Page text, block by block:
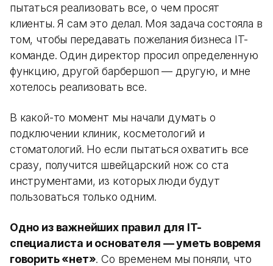
пытаться реализовать все, о чем просят
клиенты. Я сам это делал. Моя задача состояла в
том, чтобы передавать пожелания бизнеса IT-
команде. Один директор просил определенную
функцию, другой барбершоп — другую, и мне
хотелось реализовать все.
В какой-то момент мы начали думать о
подключении клиник, косметологий и
стоматологий. Но если пытаться охватить все
сразу, получится швейцарский нож со ста
инструментами, из которых люди будут
пользоваться только одним.
Одно из важнейших правил для IT-
специалиста и основателя — уметь вовремя
говорить «нет». Со временем мы поняли, что